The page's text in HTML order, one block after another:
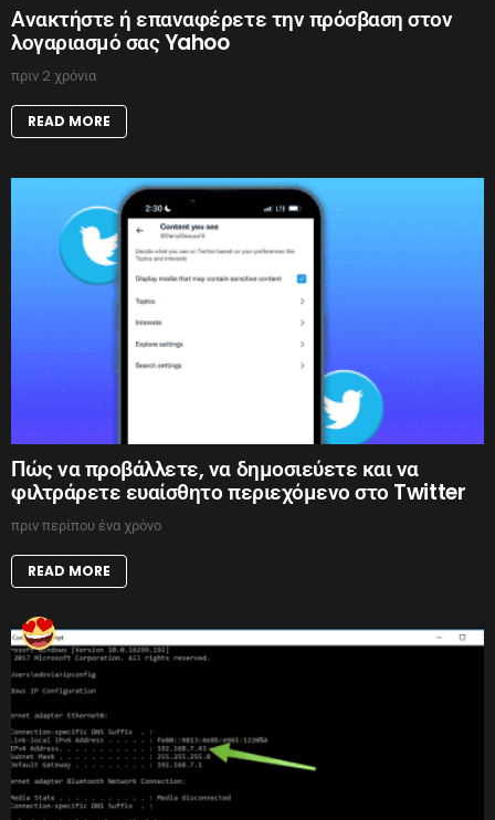
Ανακτήστε ή επαναφέρετε την πρόσβαση στον
λογαριασμό σας Yahoo
πριν 2 χρόνια
READ MORE
Πώς να προβάλλετε, να δημοσιεύετε και να
φιλτράρετε ευαίσθητο περιεχόμενο στο Twitter
πριν περίπου ένα χρόνο
READ MORE